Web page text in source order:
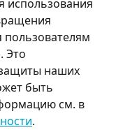
использования
Это
наших
быть
см. в
.